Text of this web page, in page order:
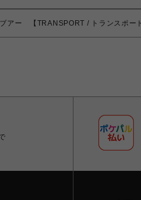
アー 【TRANSPORT / トランスポ